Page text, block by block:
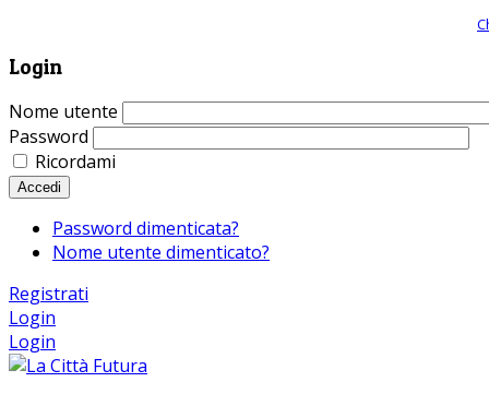
Login
Nome utente
Password
Ricordami
Accedi
Password dimenticata?
Nome utente dimenticato?
Registrati
Login
Login